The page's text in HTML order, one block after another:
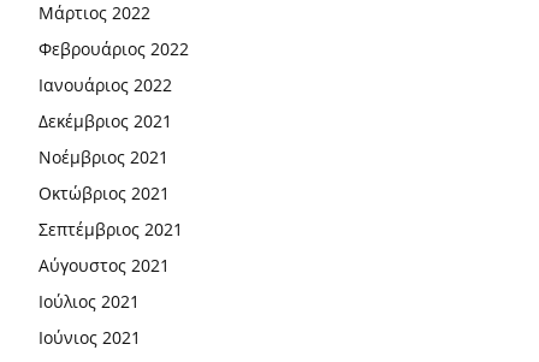
Μάρτιος 2022
Φεβρουάριος 2022
Ιανουάριος 2022
Δεκέμβριος 2021
Νοέμβριος 2021
Οκτώβριος 2021
Σεπτέμβριος 2021
Αύγουστος 2021
Ιούλιος 2021
Ιούνιος 2021